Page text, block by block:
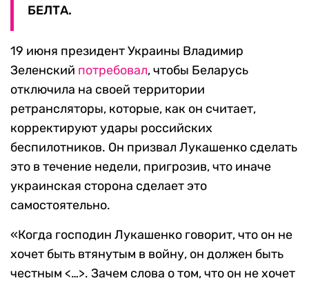
БЕЛТА.
19 июня президент Украины Владимир
Зеленский потребовал, чтобы Беларусь
отключила на своей территории
ретрансляторы, которые, как он считает,
корректируют удары российских
беспилотников. Он призвал Лукашенко сделать
это в течение недели, пригрозив, что иначе
украинская сторона сделает это
самостоятельно.
«Когда господин Лукашенко говорит, что он не
хочет быть втянутым в войну, он должен быть
честным <…>. Зачем слова о том, что он не хочет